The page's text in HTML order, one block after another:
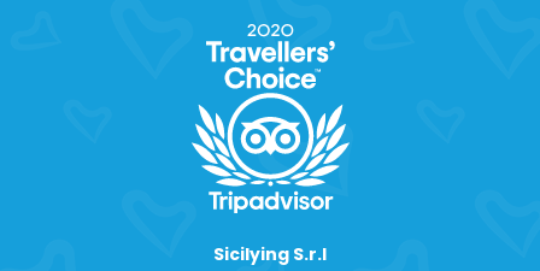
Sicilying S.r.l